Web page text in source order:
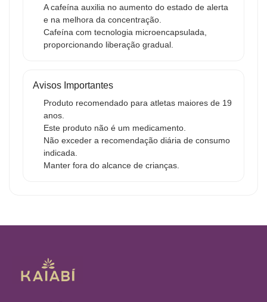
A cafeína auxilia no aumento do estado de alerta
e na melhora da concentração.
Cafeína com tecnologia microencapsulada,
proporcionando liberação gradual.
Avisos Importantes
Produto recomendado para atletas maiores de 19
anos.
Este produto não é um medicamento.
Não exceder a recomendação diária de consumo
indicada.
Manter fora do alcance de crianças.